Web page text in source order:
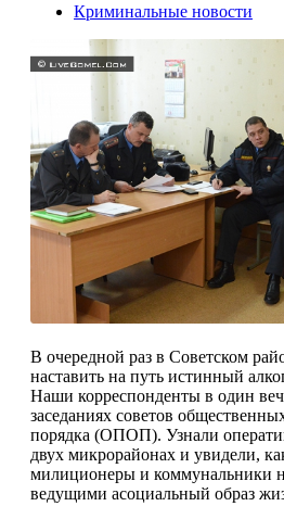
Криминальные новости
В очередной раз в Советском
наставить на путь истинный
Наши корре­спонденты в один
заседа­ниях советов
порядка (ОПОП). Узна­ли
двух микрорайо­нах и увидели,
милиционеры и коммунальники
ведущими асо­циальный образ